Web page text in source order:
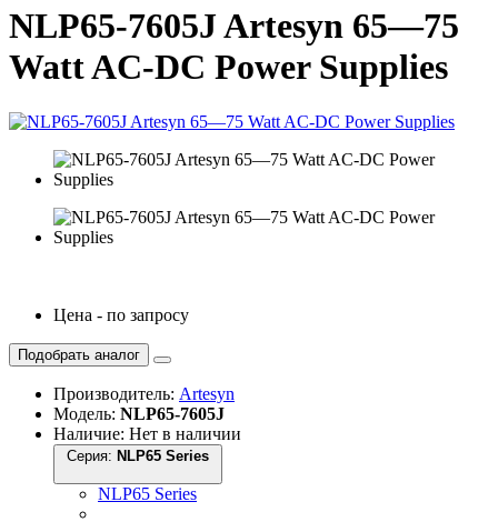
NLP65-7605J Artesyn 65—75
Watt AC-DC Power Supplies
Цена - по запросу
Подобрать аналог
Производитель: Artesyn
Модель: NLP65-7605J
Наличие: Нет в наличии
Серия:
NLP65 Series